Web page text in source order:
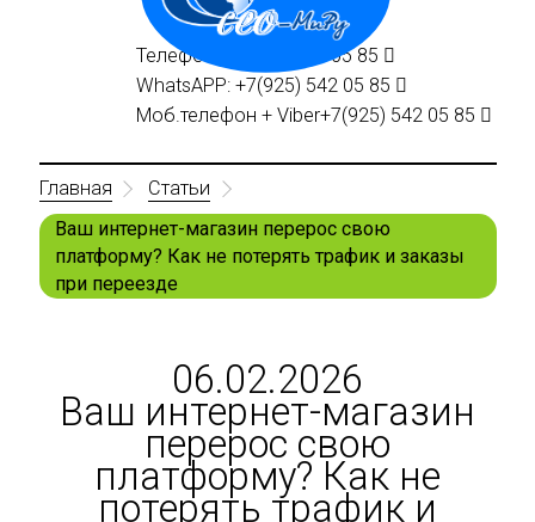
Главная
Статьи
Ваш интернет-магазин перерос свою
платформу? Как не потерять трафик и заказы
при переезде
06.02.2026
Ваш интернет-магазин
перерос свою
платформу? Как не
потерять трафик и
Телефон:
542 05 85
WhatsAPP: +7(925) 542 05 85
Моб.телефон + Viber+7(925) 542 05 85